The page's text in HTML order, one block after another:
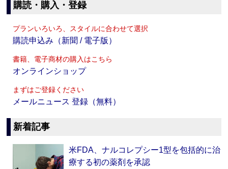
購読・購入・登録
プランいろいろ、スタイルに合わせて選択
購読申込み（新聞 / 電子版）
書籍、電子商材の購入はこちら
オンラインショップ
まずはご登録ください
メールニュース 登録（無料）
新着記事
米FDA、ナルコレプシー1型を包括的に治
療する初の薬剤を承認